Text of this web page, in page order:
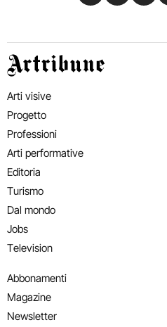
Artribune
Arti visive
Progetto
Professioni
Arti performative
Editoria
Turismo
Dal mondo
Jobs
Television
Abbonamenti
Magazine
Newsletter